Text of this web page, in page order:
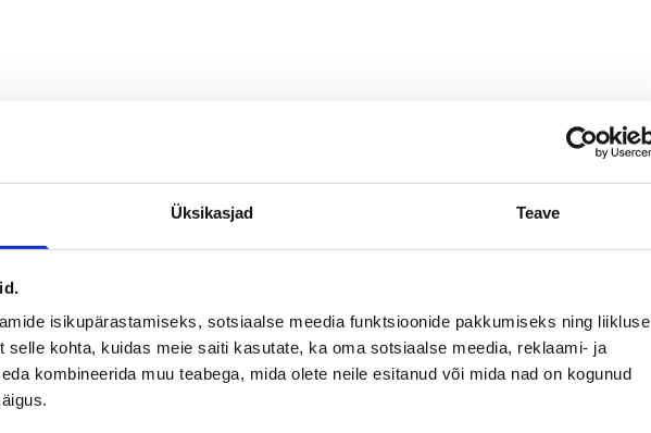
Üksikasjad Teave
isikupärastamiseks, sotsiaalse meedia funktsioonide pakkumiseks ning liikluse
selle kohta, kuidas meie saiti kasutate, ka oma sotsiaalse meedia, reklaami- ja
kombineerida muu teabega, mida olete neile esitanud või mida nad on kogunud
saab